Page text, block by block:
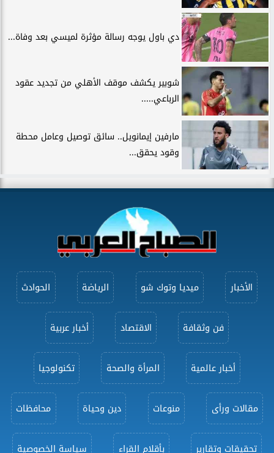
دي باول يوجه رسالة مؤثرة لميسي بعد وفاة...
شوبير يكشف موقف الأهلي من تجديد عقود
الرباعي.....
مارفين إيمانويل.. سائق توصيل وعامل محطة
وقود يحقق...
الأخبار ميديا وتوك شو الرياضة الحوادث
فن وثقافة الاقتصاد أخبار عربية
أخبار عالمية المرأة والصحة تكنولوجيا
مقالات ورأى منوعات دين وحياة محافظات
تحقيقات وتقارير بأقلام القراء سياسة الخصوصية